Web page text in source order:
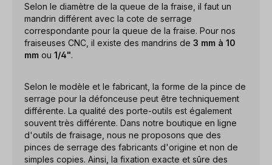
Selon le diamètre de la queue de la fraise, il faut un
mandrin différent avec la cote de serrage
correspondante pour la queue de la fraise. Pour nos
fraiseuses CNC, il existe des mandrins de 3 mm à 10
mm ou 1/4".
Selon le modèle et le fabricant, la forme de la pince de
serrage pour la défonceuse peut être techniquement
différente. La qualité des porte-outils est également
souvent très différente. Dans notre boutique en ligne
d'outils de fraisage, nous ne proposons que des
pinces de serrage des fabricants d'origine et non de
simples copies. Ainsi, la fixation exacte et sûre des